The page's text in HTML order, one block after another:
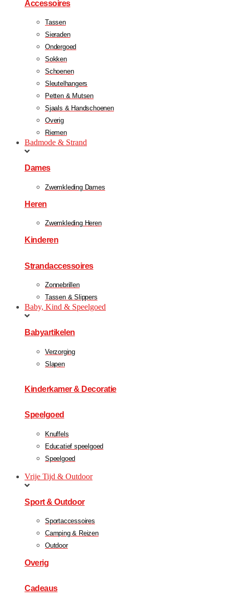
Accessoires
Tassen
Sieraden
Ondergoed
Sokken
Schoenen
Sleutelhangers
Petten & Mutsen
Sjaals & Handschoenen
Overig
Riemen
Badmode & Strand
Dames
Zwemkleding Dames
Heren
Zwemkleding Heren
Kinderen
Strandaccessoires
Zonnebrillen
Tassen & Slippers
Baby, Kind & Speelgoed
Babyartikelen
Verzorging
Slapen
Kinderkamer & Decoratie
Speelgoed
Knuffels
Educatief speelgoed
Speelgoed
Vrije Tijd & Outdoor
Sport & Outdoor
Sportaccessoires
Camping & Reizen
Outdoor
Overig
Cadeaus